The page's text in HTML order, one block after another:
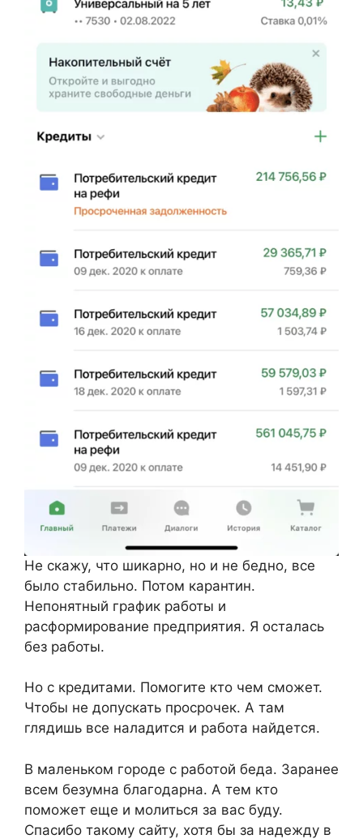
Не скажу, что шикарно, но и не бедно, все
было стабильно. Потом карантин.
Непонятный график работы и
расформирование предприятия. Я осталась
без работы.
Но с кредитами. Помогите кто чем сможет.
Чтобы не допускать просрочек. А там
глядишь все наладится и работа найдется.
В маленьком городе с работой беда. Заранее
всем безумна благодарна. А тем кто
поможет еще и молиться за вас буду.
Спасибо такому сайту, хотя бы за надежду в